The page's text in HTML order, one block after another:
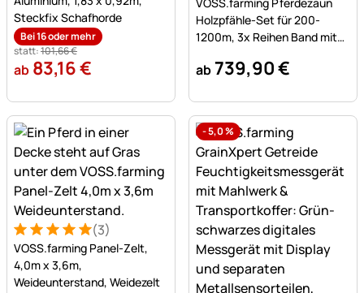
Steckfix Schafhorde
Bei 16 oder mehr
statt:101,66€
ab 83,16€
Holzpfähle-Set für 200-
1200m, 3x Reihen Band mit
ab739,90€
Bewertung: 5 von 5 (3 Bewertungen)
3 Bewertungen
(3)
VOSS.farming Panel-Zelt,
4,0m x 3,6m,
Weideunterstand, Weidezelt
-5,0%